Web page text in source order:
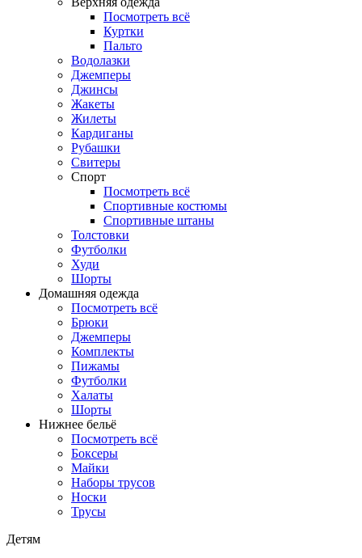
Посмотреть всё
Куртки
Пальто
Водолазки
Джемперы
Джинсы
Жакеты
Жилеты
Кардиганы
Рубашки
Свитеры
Спорт
Посмотреть всё
Спортивные костюмы
Спортивные штаны
Толстовки
Футболки
Худи
Шорты
Домашняя одежда
Посмотреть всё
Брюки
Джемперы
Комплекты
Пижамы
Футболки
Халаты
Шорты
Нижнее бельё
Посмотреть всё
Боксеры
Майки
Наборы трусов
Носки
Трусы
Детям